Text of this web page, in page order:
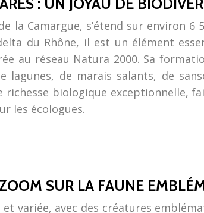
: UN JOYAU DE
la Camargue, s’étend sur environ
du Rhône, il est un élément
au réseau Natura 2000. Sa
lagunes, de marais salants, de
richesse biologique exceptionnelle,
les écologues.
ZOOM SUR LA FAUNE
variée, avec des créatures